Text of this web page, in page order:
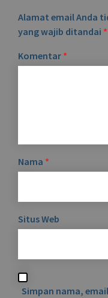
Alamat email Anda
yang wajib ditandai *
Komentar *
Nama *
Situs Web
Simpan nama,